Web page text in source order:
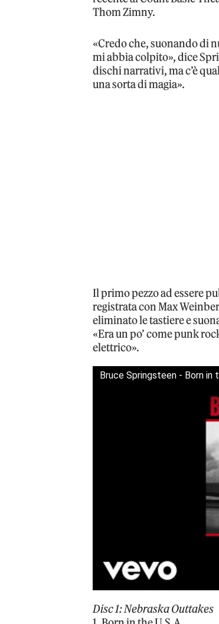
Thom Zimny.
«Credo che, suonando di
mi abbia colpito», dice
dischi narrativi, ma c’è
una sorta di magia».
Il primo pezzo ad essere
registrata con Max
eliminato le tastiere e
«Era un po’ come punk
elettrico».
Bruce Springsteen - Born in
Disc 1: Nebraska Outtakes